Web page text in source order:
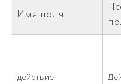
Имя поля
действие